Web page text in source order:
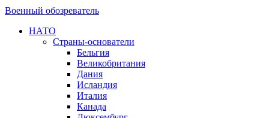
Военный обозреватель
НАТО
Страны-основатели
Бельгия
Великобритания
Дания
Исландия
Италия
Канада